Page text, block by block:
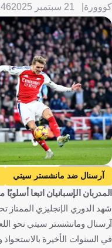
كووورة 21 سبتمبر 2025
Getty Images
آرسنال ضد مانشستر سيتي
الدوري الإنجليزي الممتاز
المدربان الإسبانيان اتبعا
شهد الدوري الإنجليزي الممتاز
آرسنال ومانشستر سيتي نحو
في السنوات الأخيرة بالاستحواذ